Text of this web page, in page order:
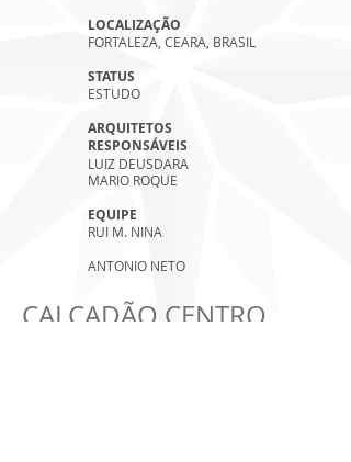
LOCALIZAÇÃO
FORTALEZA, CEARA, BRASIL
STATUS
ESTUDO
ARQUITETOS
RESPONSÁVEIS
LUIZ DEUSDARA
MARIO ROQUE
EQUIPE
RUI M. NINA
ANTONIO NETO
CALÇADÃO CENTRO